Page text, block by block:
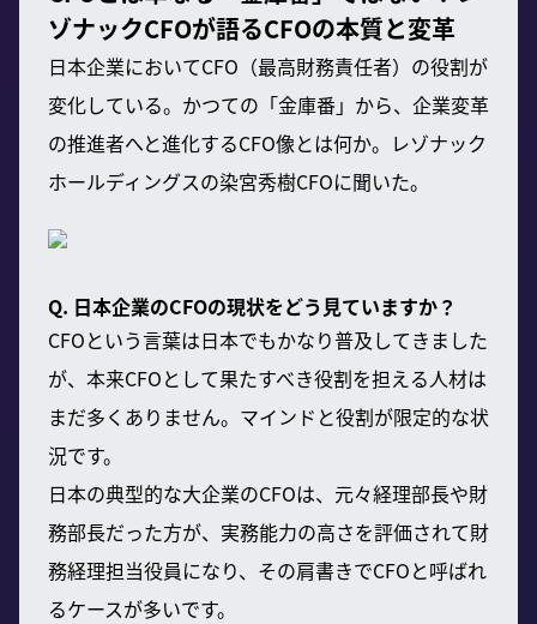
ゾナックCFOが語るCFOの本質と変革
日本企業においてCFO（最高財務責任者）の役割が
変化している。かつての「金庫番」から、企業変革
の推進者へと進化するCFO像とは何か。レゾナック
ホールディングスの染宮秀樹CFOに聞いた。
Q. 日本企業のCFOの現状をどう見ていますか？
CFOという言葉は日本でもかなり普及してきました
が、本来CFOとして果たすべき役割を担える人材は
まだ多くありません。マインドと役割が限定的な状
況です。
日本の典型的な大企業のCFOは、元々経理部長や財
務部長だった方が、実務能力の高さを評価されて財
務経理担当役員になり、その肩書きでCFOと呼ばれ
るケースが多いです。